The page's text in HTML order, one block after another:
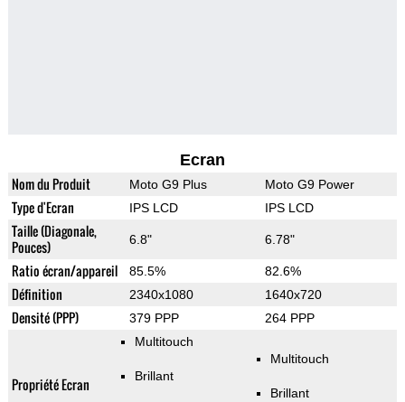
Ecran
Nom du Produit Moto G9 Plus Moto G9 Power
Type d'Ecran IPS LCD IPS LCD
Taille (Diagonale,
Pouces)
6.8" 6.78"
Ratio écran/appareil 85.5% 82.6%
Définition 2340x1080 1640x720
Densité (PPP) 379 PPP 264 PPP
Propriété Ecran
Multitouch
Brillant
Multitouch
Brillant